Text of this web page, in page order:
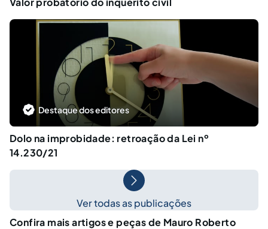
Destaque dos editores
Dolo na improbidade: retroação da Lei nº
14.230/21
Ver todas as publicações
Confira mais artigos e peças de Mauro Roberto